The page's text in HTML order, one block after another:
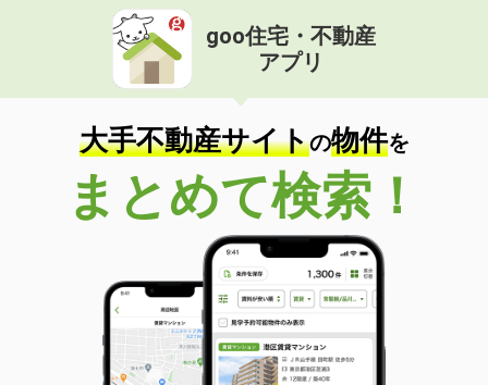
goo住宅・不動産
アプリ
大手不動産サイトの物件を
まとめて検索！